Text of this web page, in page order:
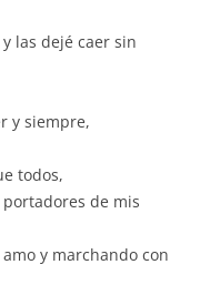
las dejé caer sin
y siempre,
todos,
de mis
y marchando con